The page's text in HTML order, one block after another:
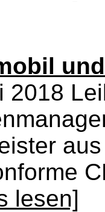
2018
lesen]